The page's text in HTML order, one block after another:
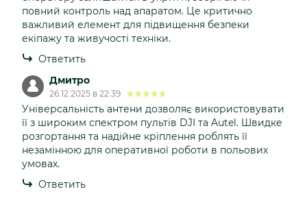
повний контроль над апаратом. Це критично
важливий елемент для підвищення безпеки
екіпажу та живучості техніки.
Ответить
Дмитро
26.12.2025 в 22:39
Універсальність антени дозволяє використовувати
її з широким спектром пультів DJI та Autel. Швидке
розгортання та надійне кріплення роблять її
незамінною для оперативної роботи в польових
умовах.
Ответить